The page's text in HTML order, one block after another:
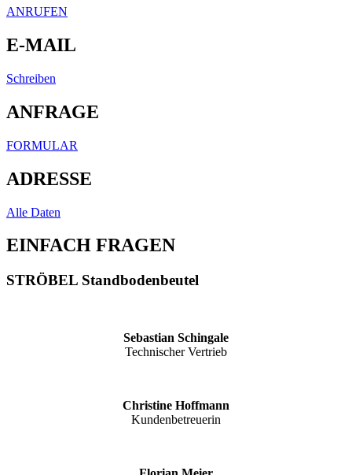
ANRUFEN
E-MAIL
Schreiben
ANFRAGE
FORMULAR
ADRESSE
Alle Daten
EINFACH FRAGEN
STRÖBEL Standbodenbeutel
Sebastian Schingale
Technischer Vertrieb
Christine Hoffmann
Kundenbetreuerin